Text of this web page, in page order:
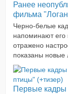
Ранее
фильма
Черно-белые
напоминают
отражено
показаны новые
Первые